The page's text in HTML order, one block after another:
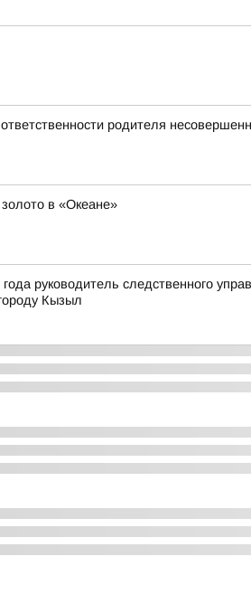
родителя
в «Океане»
года руководитель следственного
Кызыл